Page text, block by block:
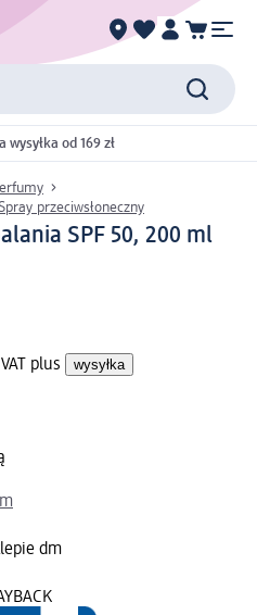
wysyłka od 169 zł
Spray przeciwsłoneczny
SPF 50, 200 ml
plus wysyłka
dm